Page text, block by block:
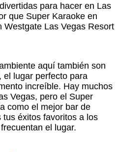
para hacer en Las
que Super Karaoke en
Westgate Las Vegas Resort
aquí también son
el lugar perfecto para
increíble. Hay muchos
Vegas, pero el Super
como el mejor bar de
éxitos favoritos a los
el lugar.